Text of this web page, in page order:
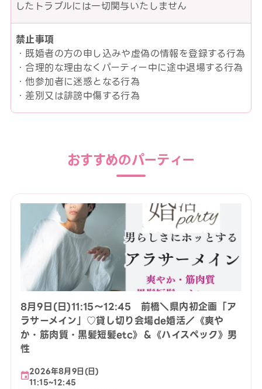
したトラブルには一切関与いたしません
禁止事項
・既婚者の方の申し込みや虚偽の情報を登録する行為
・合理的な理由なくパーティー中に途中退場する行為
・他参加者に迷惑となる行為
・差別又は誹謗中傷する行為
おすすめのパーティー
8月9日(日)11:15〜12:45 前橋＼県内初企画「ア
ラサーメイン」♡貸し切り会場de婚活／《爽や
か・筋肉質・黒髪短髪etc》＆《ハイスペック》男
性
2026年8月9日(日)
11:15~12:45